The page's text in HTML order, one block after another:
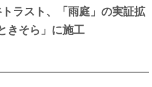
ラスト、「雨庭」の実証拡
きそら」に施工